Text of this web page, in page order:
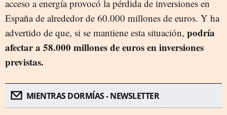
acceso a energía provocó la pérdida de inversiones en
España de alrededor de 60.000 millones de euros. Y ha
advertido de que, si se mantiene esta situación, podría
afectar a 58.000 millones de euros en inversiones
previstas.
MIENTRAS DORMÍAS - NEWSLETTER